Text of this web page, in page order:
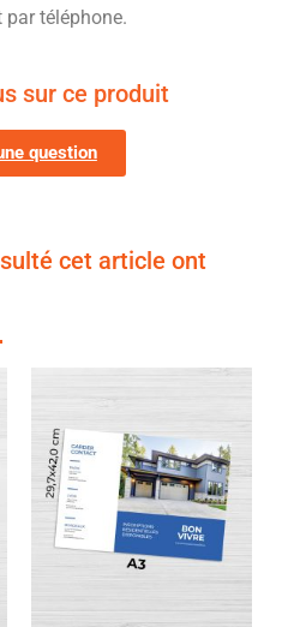
téléphone.
sur ce produit
question
cet article ont